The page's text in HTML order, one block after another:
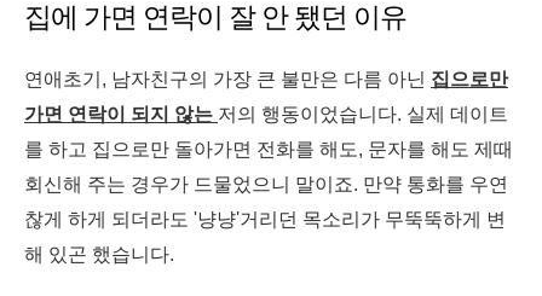
집에 가면 연락이 잘 안 됐던 이유
연애초기, 남자친구의 가장 큰 불만은 다름 아닌 집으로만
가면 연락이 되지 않는 저의 행동이었습니다. 실제 데이트
를 하고 집으로만 돌아가면 전화를 해도, 문자를 해도 제때
회신해 주는 경우가 드물었으니 말이죠. 만약 통화를 우연
찮게 하게 되더라도 '냥냥'거리던 목소리가 무뚝뚝하게 변
해 있곤 했습니다.